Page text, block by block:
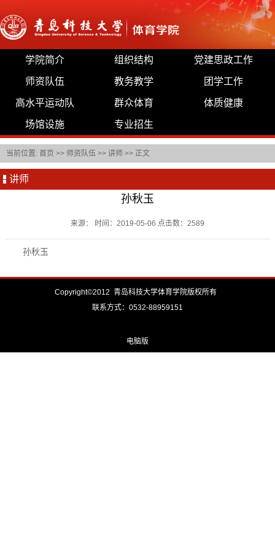
学院简介 组织结构 党建思政工作
师资队伍 教务教学 团学工作
高水平运动队 群众体育 体质健康
场馆设施 专业招生
当前位置: 首页 >> 师资队伍 >> 讲师 >> 正文
讲师
孙秋玉
来源： 时间：2019-05-06 点击数： 2589
孙秋玉
Copyright©2012 青岛科技大学体育学院版权所有
联系方式：0532-88959151
电脑版